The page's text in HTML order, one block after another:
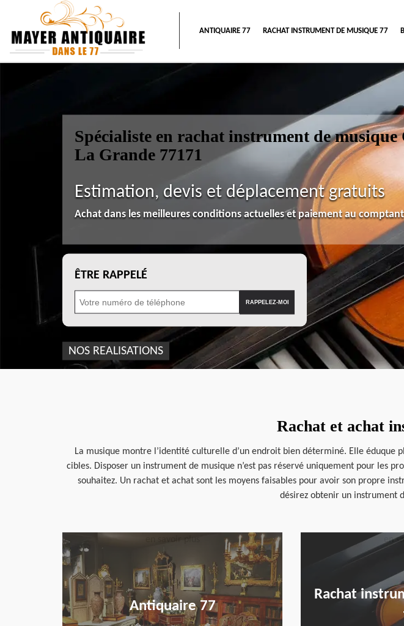
ANTIQUAIRE 77 RACHAT INSTRUMENT DE MUSIQUE 77
Spécialiste en rachat instrument de
La Grande 77171
Estimation, devis et déplacement gratuits
Achat dans les meilleures conditions actuelles et paiement au comptant
ÊTRE RAPPELÉ
NOS REALISATIONS
Rachat et achat
La musique montre l’identité culturelle d’un endroit bien déterminé. Elle
cibles. Disposer un instrument de musique n’est pas réservé uniquement pour les
souhaitez. Un rachat et achat sont les moyens faisables pour avoir son propre
désirez obtenir un instrument
Antiquaire 77
Rachat
en